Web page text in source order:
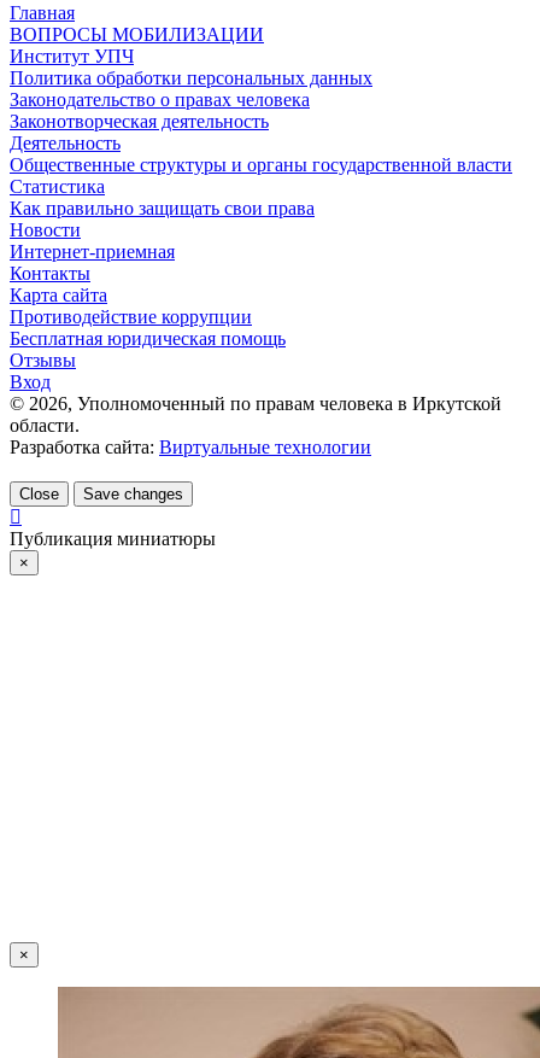
Главная
ВОПРОСЫ МОБИЛИЗАЦИИ
Институт УПЧ
Политика обработки персональных данных
Законодательство о правах человека
Законотворческая деятельность
Деятельность
Общественные структуры и органы государственной власти
Статистика
Как правильно защищать свои права
Новости
Интернет-приемная
Контакты
Карта сайта
Противодействие коррупции
Бесплатная юридическая помощь
Отзывы
Вход
© 2026, Уполномоченный по правам человека в Иркутской
области.
Разработка сайта: Виртуальные технологии
Close Save changes
Публикация миниатюры
×
×